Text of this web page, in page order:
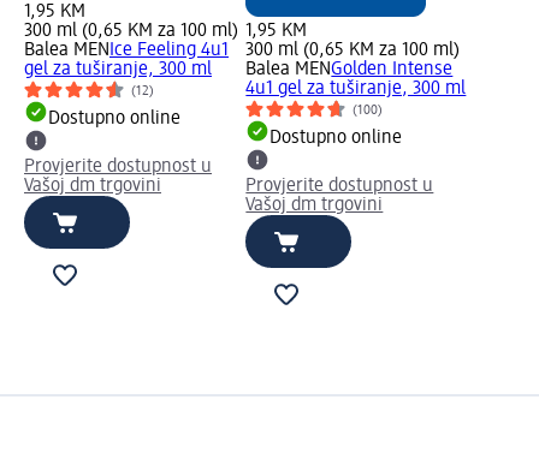
1,95 KM
300 ml (0,65 KM za 100 ml)
Balea MEN Ice Feeling 4u1
gel za tuširanje, 300 ml
(12)
Dostupno online
Provjerite dostupnost u
Vašoj dm trgovini
1,95 KM
300 ml (0,65 KM za 100 ml)
Balea MENGolden Intense
4u1 gel za tuširanje, 300 ml
(100)
Dostupno online
Provjerite dostupnost u
Vašoj dm trgovini